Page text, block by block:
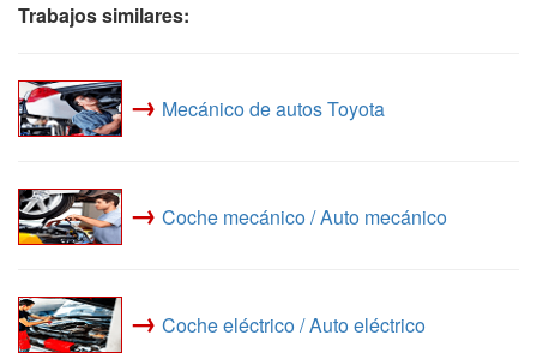
Trabajos similares:
→ Mecánico de autos Toyota
→ Coche mecánico / Auto mecánico
→ Coche eléctrico / Auto eléctrico